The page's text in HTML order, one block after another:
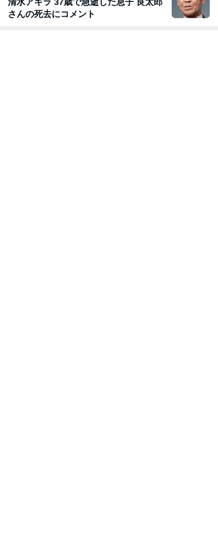
清水アキラ 37歳で急逝した息子 良太郎
さんの死去にコメント